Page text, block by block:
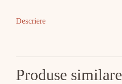
Descriere
Produse similare